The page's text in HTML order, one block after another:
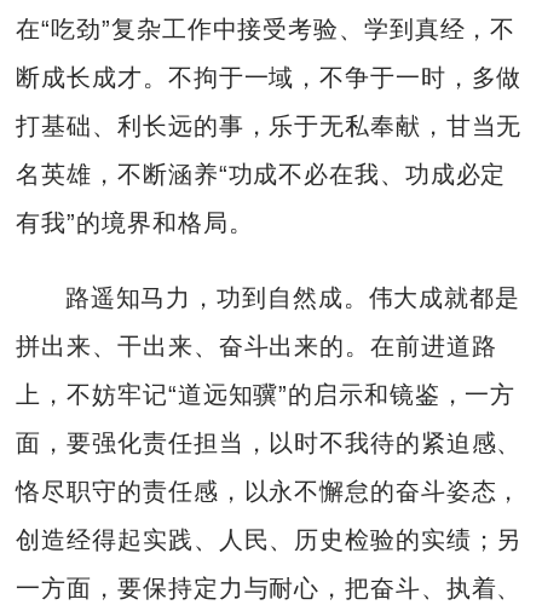
在“吃劲”复杂工作中接受考验、学到真经，不
断成长成才。不拘于一域，不争于一时，多做
打基础、利长远的事，乐于无私奉献，甘当无
名英雄，不断涵养“功成不必在我、功成必定
有我”的境界和格局。
路遥知马力，功到自然成。伟大成就都是
拼出来、干出来、奋斗出来的。在前进道路
上，不妨牢记“道远知骥”的启示和镜鉴，一方
面，要强化责任担当，以时不我待的紧迫感、
恪尽职守的责任感，以永不懈怠的奋斗姿态，
创造经得起实践、人民、历史检验的实绩；另
一方面，要保持定力与耐心，把奋斗、执着、